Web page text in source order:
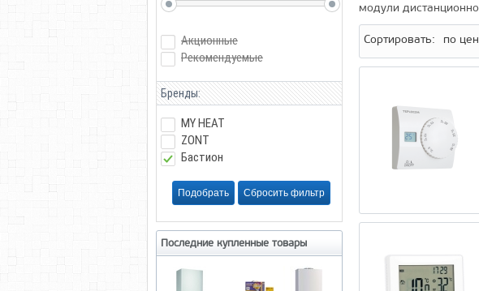
модули
Сортировать: по
Акционные
Рекомендуемые
Бренды:
MY HEAT
ZONT
Бастион
Последние купленные товары